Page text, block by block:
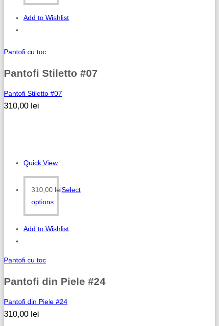
Add to Wishlist
Pantofi cu toc
Pantofi Stiletto #07
Pantofi Stiletto #07
310,00 lei
Quick View
310,00 leiSelect
options
Add to Wishlist
Pantofi cu toc
Pantofi din Piele #24
Pantofi din Piele #24
310,00 lei